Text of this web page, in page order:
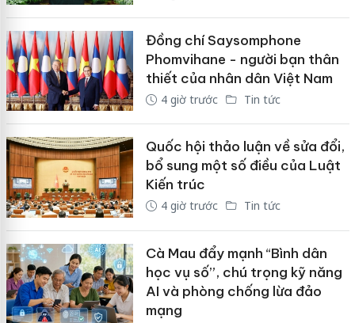
Đồng chí Saysomphone
Phomvihane - người bạn thân
thiết của nhân dân Việt Nam
4 giờ trước Tin tức
Quốc hội thảo luận về sửa đổi,
bổ sung một số điều của Luật
Kiến trúc
4 giờ trước Tin tức
Cà Mau đẩy mạnh “Bình dân
học vụ số”, chú trọng kỹ năng
AI và phòng chống lừa đảo
mạng